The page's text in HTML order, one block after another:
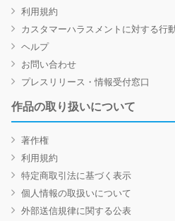
利用規約
カスタマーハラスメントに対する行
ヘルプ
お問い合わせ
プレスリリース・情報受付窓口
作品の取り扱いについて
著作権
利用規約
特定商取引法に基づく表示
個人情報の取扱いについて
外部送信規律に関する公表